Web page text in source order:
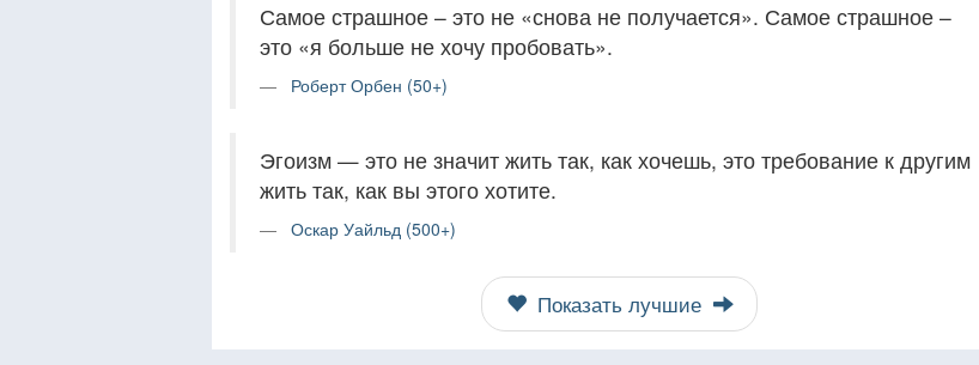
Самое страшное – это не «снова не получается». Самое страшное –
это «я больше не хочу пробовать».
Роберт Орбен (50+)
Эгоизм — это не значит жить так, как хочешь, это требование к другим
жить так, как вы этого хотите.
Оскар Уайльд (500+)
Показать лучшие